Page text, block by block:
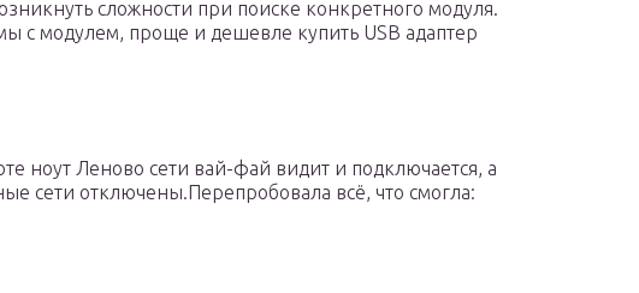
сложности при поиске конкретного модуля.
с модулем, проще и дешевле купить USB адаптер
ноут Леново сети вай-фай видит и подключается, а
сети отключены.Перепробовала всё, что смогла: